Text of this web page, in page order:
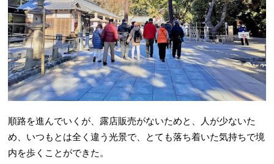
順路を進んでいくが、露店販売がないためと、人が少ないた
め、いつもとは全く違う光景で、とても落ち着いた気持ちで境
内を歩くことができた。